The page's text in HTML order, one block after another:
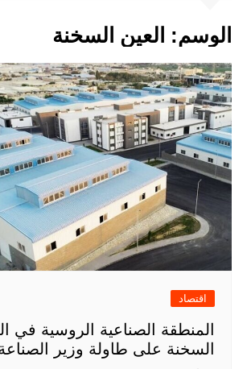
الوسم: العين السخنة
اقتصاد
المنطقة الصناعية الروسية في
السخنة على طاولة وزير